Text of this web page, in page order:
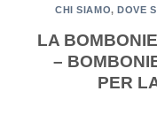
CHI SIAMO,DOVE
LA
–
PER